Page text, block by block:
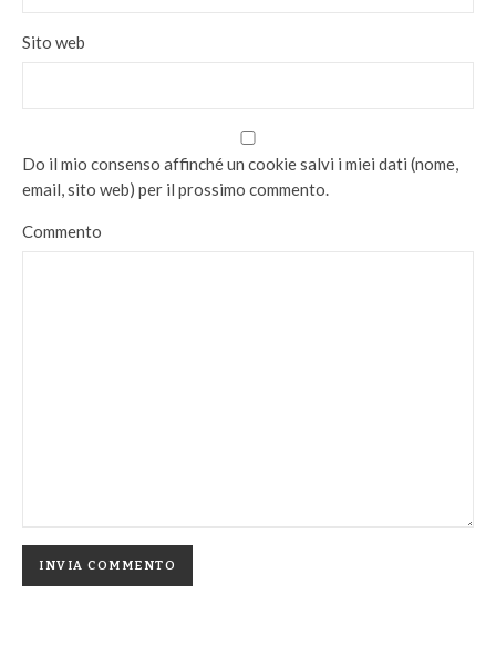
Sito web
Do il mio consenso affinché un cookie salvi i miei dati (nome,
email, sito web) per il prossimo commento.
Commento